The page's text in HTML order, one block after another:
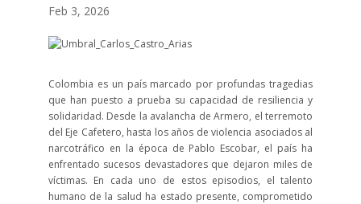
Feb 3, 2026
Colombia es un país marcado por profundas tragedias
que han puesto a prueba su capacidad de resiliencia y
solidaridad. Desde la avalancha de Armero, el terremoto
del Eje Cafetero, hasta los años de violencia asociados al
narcotráfico en la época de Pablo Escobar, el país ha
enfrentado sucesos devastadores que dejaron miles de
víctimas. En cada uno de estos episodios, el talento
humano de la salud ha estado presente, comprometido